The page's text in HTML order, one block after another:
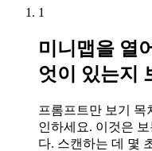
1
미니맵을 열
엇이 있는지
프롬프트만 보기 목
인하세요. 이것은
다. 스캔하는 데 몇